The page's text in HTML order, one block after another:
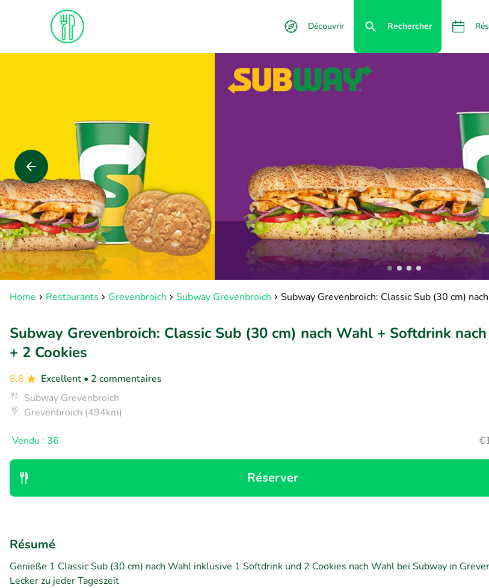
Découvrir Rechercher
Home Restaurants Grevenbroich Subway Grevenbroich Subway Grevenbroich: Classic Sub (30 cm)
Subway Grevenbroich: Classic Sub (30 cm) nach Wahl + Softdrink
+ 2 Cookies
8.8 Excellent • 2 commentaires
Subway Grevenbroich
Grevenbroich (494km)
Vendu : 36
Réserver
Résumé
Genieße 1 Classic Sub (30 cm) nach Wahl inklusive 1 Softdrink und 2 Cookies nach Wahl bei Subway in
Lecker zu jeder Tageszeit